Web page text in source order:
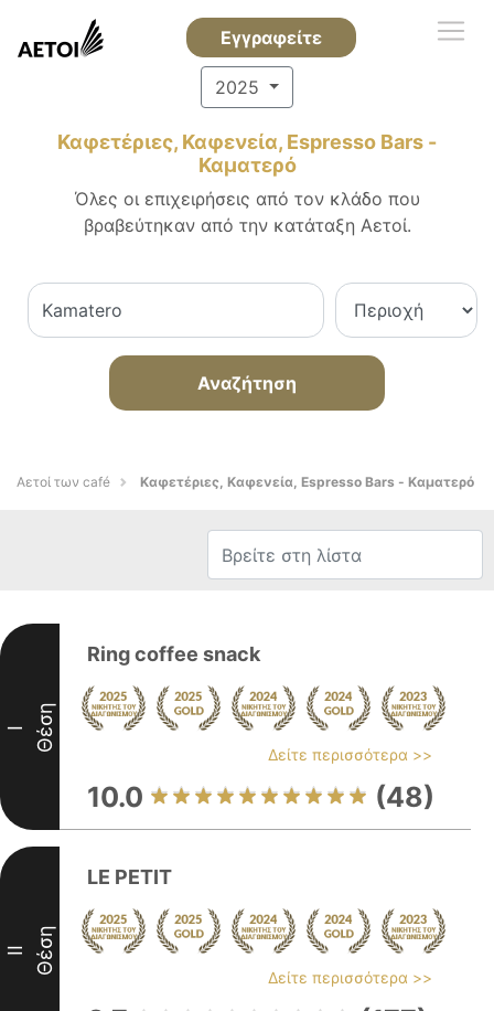
Εγγραφείτε
2025
Καφετέριες, Καφενεία, Espresso Bars -
Καματερό
Όλες οι επιχειρήσεις από τον κλάδο που
βραβεύτηκαν από την κατάταξη Αετοί.
Αναζήτηση
Αετοί των café Καφετέριες, Καφενεία, Espresso Bars - Καματερό
I Θέση
Ring coffee snack
Δείτε περισσότερα >>
10.0 (48)
II Θέση
LE PETIT
Δείτε περισσότερα >>